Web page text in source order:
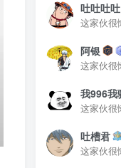
吐吐吐吐
阿银
吐槽君